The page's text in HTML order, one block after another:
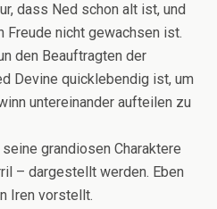
dass Ned schon alt ist, und
Freude nicht gewachsen ist.
den Beauftragten der
Devine quicklebendig ist, um
untereinander aufteilen zu
grandiosen Charaktere
– dargestellt werden. Eben
Iren vorstellt.